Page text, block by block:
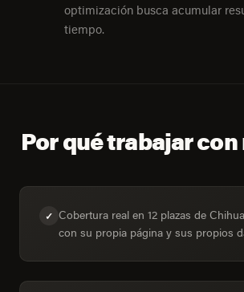
optimización busca acumular
tiempo.
Por qué trabajar
✓ Cobertura real en 12 plazas de
con su propia página y sus propios